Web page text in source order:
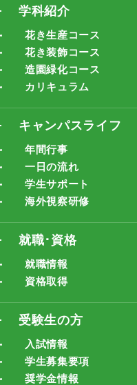
学科紹介
花き生産コース
花き装飾コース
造園緑化コース
カリキュラム
キャンパスライフ
年間行事
一日の流れ
学生サポート
海外視察研修
就職･資格
就職情報
資格取得
受験生の方
入試情報
学生募集要項
奨学金情報